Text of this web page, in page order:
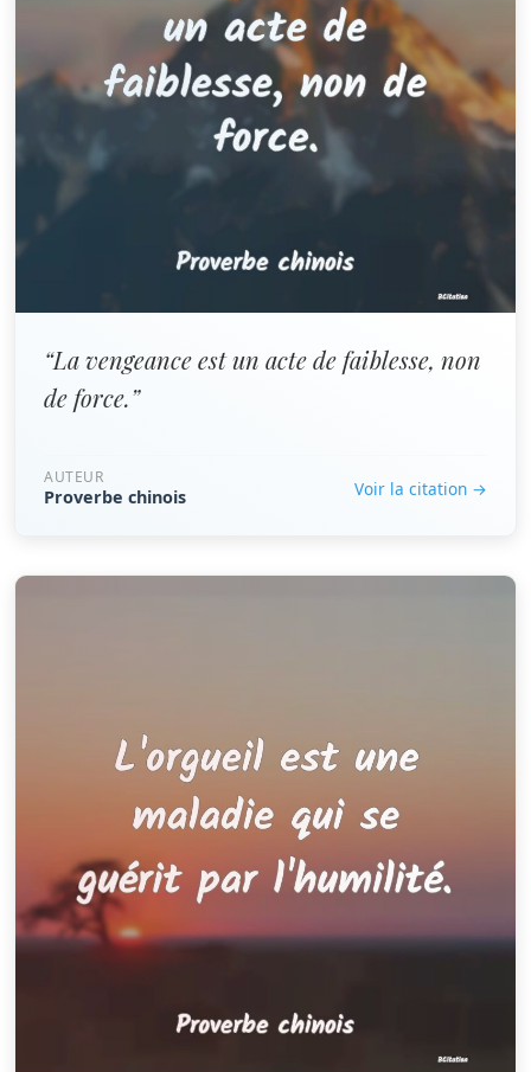
“La vengeance est un acte de faiblesse, non
de force.”
AUTEUR
Proverbe chinois Voir la citation →